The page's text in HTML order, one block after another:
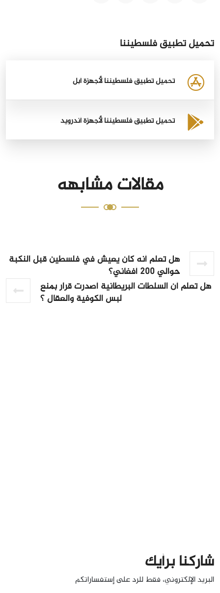
تحميل تطبيق فلسطيننا
تحميل تطبيق فلسطيننا لأجهزة أبل
تحميل تطبيق فلسطيننا لأجهزة أندرويد
مقالات مشابهه
هل تعلم أنه كان يعيش في فلسطين قبل النكبة
حوالي 200 أفغاني؟
هل تعلم أن السلطات البريطانية أصدرت قرار بمنع
لبس الكوفية والعقال ؟
شاركنا برأيك
البريد الإلكتروني، فقط للرد على إستفساراتكم